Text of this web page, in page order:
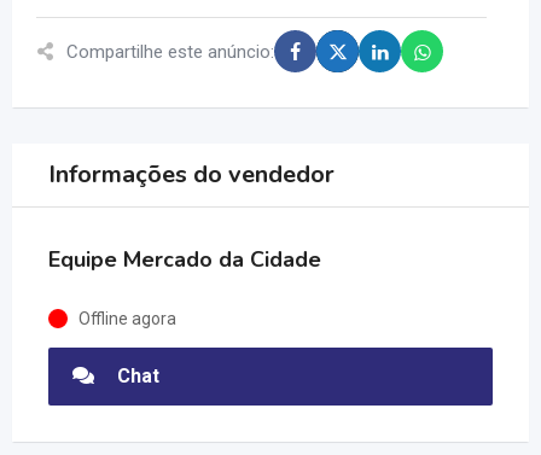
Compartilhe este anúncio:
Informações do vendedor
Equipe Mercado da Cidade
Offline agora
Chat